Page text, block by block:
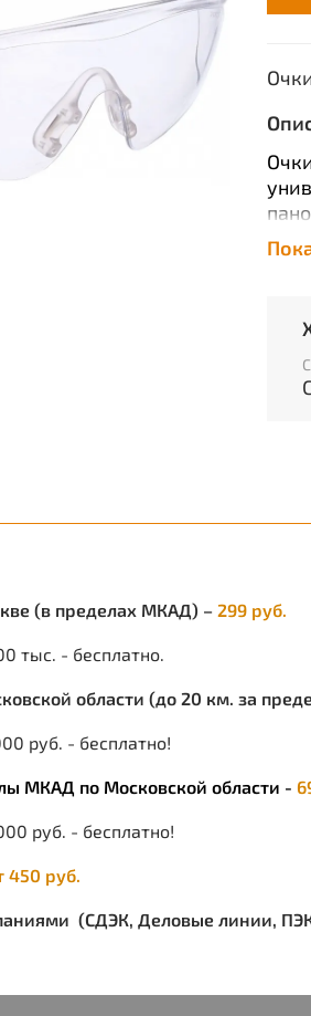
от
(в пределах МКАД) – 299 руб.
тыс. - бесплатно.
области (до 20 км. за
руб. - бесплатно!
МКАД по Московской области -
руб. - бесплатно!
450 руб.
(СДЭК, Деловые линии,